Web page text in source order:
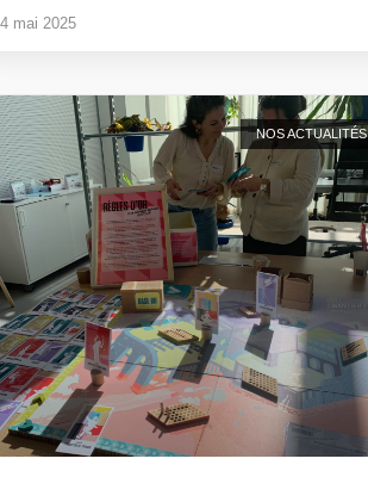
mai 2025
NOS ACTUALITÉS